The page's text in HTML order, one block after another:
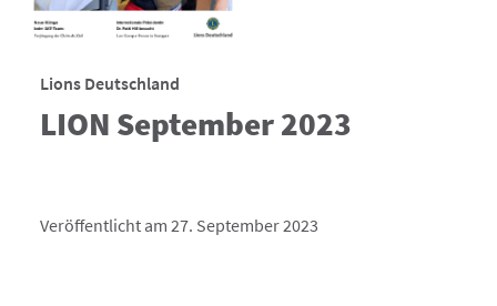
Lions Deutschland
LION September 2023
Veröffentlicht am 27. September 2023